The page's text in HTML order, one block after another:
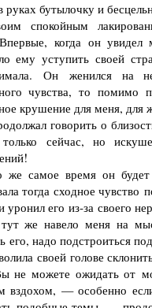
руках бутылочку и
спокойным
когда он
ему уступить своей
Он женился на
чувства, то помимо
крушение для меня,
говорить о
сейчас, но
самое время он будет
тогда сходное
уронил его из-за своего
же навело меня на
его, надо подстроиться
своей голове
можете ожидать от
вздохом, — особенно